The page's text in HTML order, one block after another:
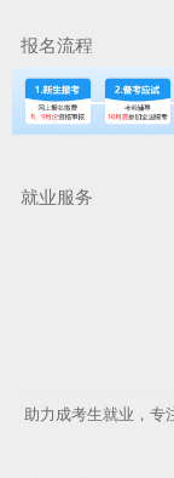
报名流程
就业服务
助力成考生就业，专